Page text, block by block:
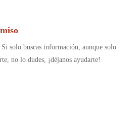
solo buscas información, aunque solo
no lo dudes, ¡déjanos ayudarte!